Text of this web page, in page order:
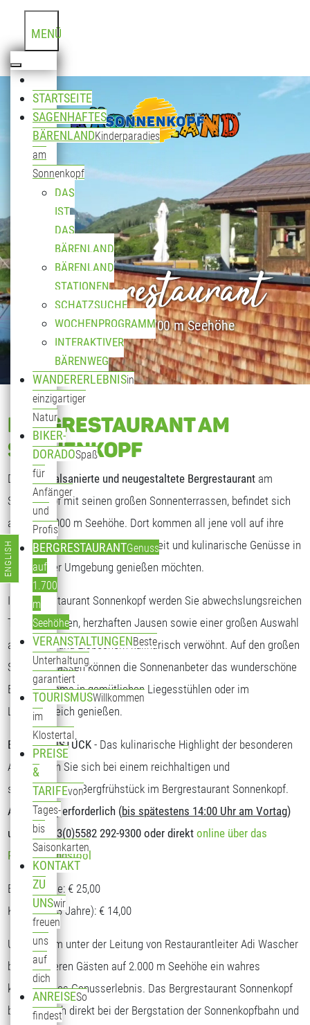
MENÜ
STARTSEITE
SAGENHAFTES
BÄRENLANDKinderparadies
am
Sonnenkopf
DAS
IST
DAS
BÄRENLAND
BÄRENLAND
STATIONEN
SCHATZSUCHE
WOCHENPROGRAMM
INTERAKTIVER
BÄRENWEG
WANDERERLEBNISin
einzigartiger
Natur
BIKER-
DORADOSpaß
für
Anfänger
und
Profis
BERGRESTAURANTGenuss
auf
1.700
m
Seehöhe
VERANSTALTUNGENBeste
Unterhaltung
garantiert
TOURISMUSWillkommen
im
Klostertal
PREISE
&
TARIFEvon
Tages-
bis
Saisonkarten
KONTAKT
ZU
UNSwir
freuen
uns
auf
dich
ANREISESo
findest
Bergrestaurant
Genuss auf 1.700 m Seehöhe
BERGRESTAURANT AM
SONNENKOPF
Das generalsanierte und neugestaltete Bergrestaurant am
Sonnenkopf mit seinen großen Sonnenterrassen, befindet sich
auf fast 2.000 m Seehöhe. Dort kommen all jene voll auf ihre
Kosten, die freundliche Gastlichkeit und kulinarische Genüsse in
traumhafter Umgebung genießen möchten.
Im Bergrestaurant Sonnenkopf werden Sie abwechslungsreichen
Tagesgerichten, herzhaften Jausen sowie einer großen Auswahl
an Kuchen und Eisbechern kulinarisch verwöhnt. Auf den großen
Sonnenterrassen können die Sonnenanbeter das wunderschöne
Bergpanorama in gemütlichen Liegesstühlen oder im
Loungebereich genießen.
BERGFRÜHSTÜCK - Das kulinarische Highlight der besonderen
Art. Stärken Sie sich bei einem reichhaltigen und
schmackhaften Bergfrühstück im Bergrestaurant Sonnenkopf.
Anmeldung erforderlich (bis spätestens 14:00 Uhr am Vortag)
unter T: +43(0)5582 292-9300 oder direktonline über das
Reservierungstool
Erwachsene: € 25,00
Kinder (5-13 Jahre): € 14,00
Unser Team unter der Leitung von Restaurantleiter Adi Wascher
bietet unseren Gästen auf 2.000 m Seehöhe ein wahres
kulinarisches Genusserlebnis. Das Bergrestaurant Sonnenkopf
befindet sich direkt bei der Bergstation der Sonnenkopfbahn und
Sprache auswählen
ENGLISH